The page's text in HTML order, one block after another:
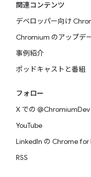
関連コンテンツ
デベロッパー向け
Chromium のアップデ
事例紹介
ポッドキャストと番組
フォロー
X での @ChromiumDev
YouTube
LinkedIn の Chrome for
RSS